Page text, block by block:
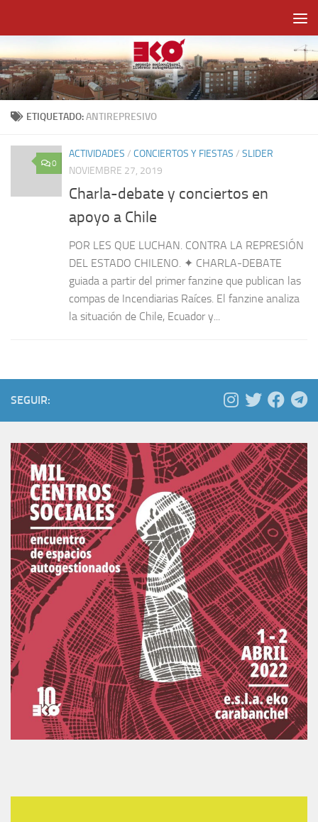
ETIQUETADO:ANTIREPRESIVO
0
ACTIVIDADES / CONCIERTOS Y FIESTAS / SLIDER
NOVIEMBRE 27, 2019
Charla-debate y conciertos en
apoyo a Chile
POR LES QUE LUCHAN. CONTRA LA REPRESIÓN
DEL ESTADO CHILENO. ✦ CHARLA-DEBATE
guiada a partir del primer fanzine que publican las
compas de Incendiarias Raíces. El fanzine analiza
la situación de Chile, Ecuador y...
SEGUIR: